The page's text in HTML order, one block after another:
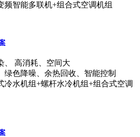
频智能多联机+组合式空调机组
、 高消耗、空间大
绿色降噪、余热回收、智能控制
冷水机组+螺杆水冷机组+组合式空调